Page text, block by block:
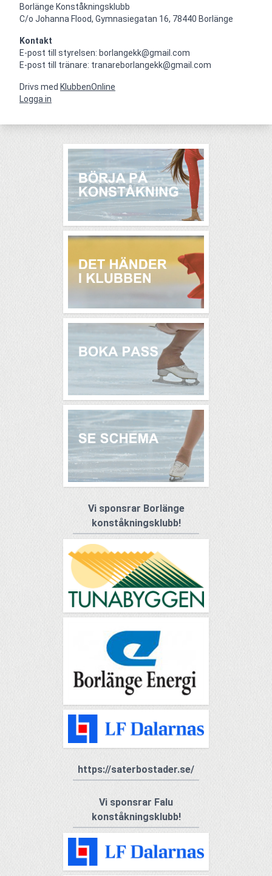
Borlänge Konståkningsklubb
C/o Johanna Flood, Gymnasiegatan 16, 78440 Borlänge
Kontakt
E-post till styrelsen: borlangekk@gmail.com
E-post till tränare: tranareborlangekk@gmail.com
Drivs med KlubbenOnline
Logga in
Vi sponsrar Borlänge
konståkningsklubb!
https://saterbostader.se/
Vi sponsrar Falu
konståkningsklubb!